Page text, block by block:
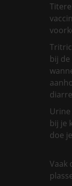
bij de
bij je
doe
Vaak